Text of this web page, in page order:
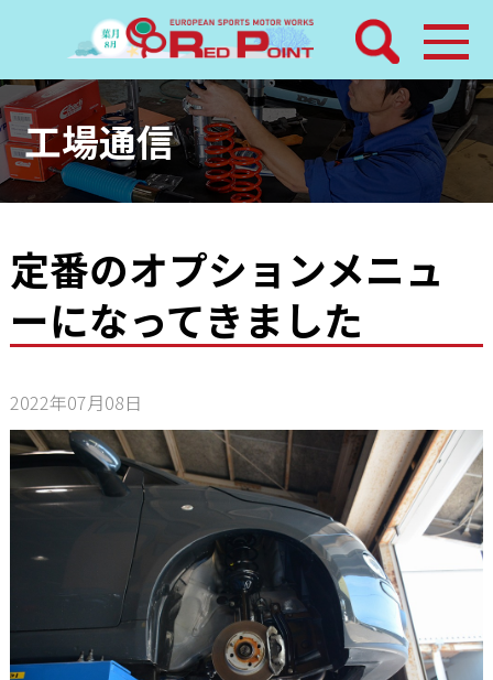
検索
ホーム
トピックス
レッドポイントパーツ
店舗案内
工場通信
お問い合わせ
工場通信
定番のオプションメニュ
ーになってきました
2022年07月08日